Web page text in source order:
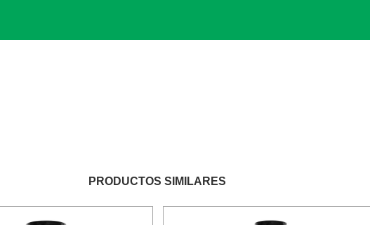
PRODUCTOS SIMILARES